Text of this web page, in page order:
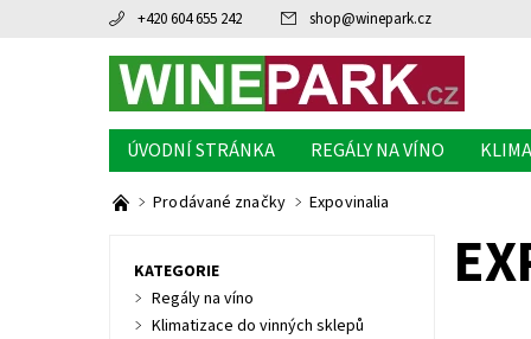
+420 604 655 242 shop@winepark.cz
ÚVODNÍ STRÁNKA REGÁLY NA VÍNO
Prodávané značky Expovinalia
KATEGORIE
Regály na víno
Klimatizace do vinných sklepů